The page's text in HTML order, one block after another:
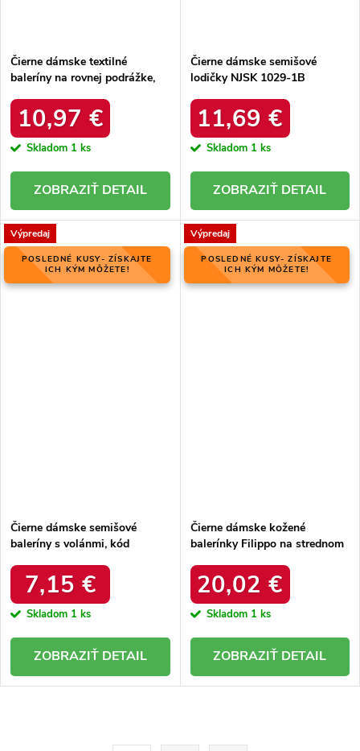
Čierne dámske textilné
baleríny na rovnej podrážke,
10,97 €
Skladom 1 ks
DETAIL
Čierne dámske semišové
lodičky NJSK 1029-1B
11,69 €
Skladom 1 ks
DETAIL
Výpredaj
POSLEDNÉ KUSY- ZÍSKAJTE
ICH KÝM MÔŽETE!
Čierne dámske semišové
baleríny s volánmi, kód
7,15 €
Skladom 1 ks
DETAIL
Výpredaj
POSLEDNÉ KUSY- ZÍSKAJTE
ICH KÝM MÔŽETE!
Čierne dámske kožené
balerínky Filippo na strednom
DS1394/20B
20,02 €
Skladom 1 ks
DETAIL